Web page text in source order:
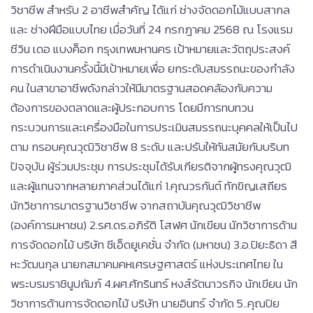
วิชาชีพ สำหรับ 2 อาชีพสำคัญ ได้แก่ ช่างจัดดอกไม้แบบสากล
และ ช่างฝีมือแบบไทย เมื่อวันที่ 24 กรกฎาคม 2568 ณ โรงแรม
ชีวิน เดอ แบงค็อก กรุงเทพมหานคร เป้าหมายและวัตถุประสงค์
การดำเนินงานครั้งนี้มีเป้าหมายเพื่อ ยกระดับสมรรถนะของกำลัง
คน ในสาขาอาชีพดังกล่าวให้มีมาตรฐานสอดคล้องกับความ
ต้องการของตลาดและผู้ประกอบการ โดยมีการทบทวน
กระบวนการและเครื่องมือในการประเมินสมรรถนะบุคคลให้เป็นไป
ตาม กรอบคุณวุฒิวิชาชีพ 8 ระดับ และปรับให้ทันสมัยกับบริบท
ปัจจุบัน ผู้ร่วมประชุม การประชุมได้รับเกียรติจากผู้ทรงคุณวุฒิ
และผู้แทนจากหลายภาคส่วนได้แก่ 1.คุณวรกันต์ ทักขิญเสถียร
นักวิชาการมาตรฐานวิชาชีพ จากสถาบันคุณวุฒิวิชาชีพ
(องค์การมหาชน) 2.รศ.ดร.อภิรัติ โสฬศ นักเขียน นักวิชาการด้าน
การจัดดอกไม้ บริษัท ซีเอ็ดยูเคชั่น จำกัด (มหาชน) 3.อ.ปิยะธิดา สี
หะวัฒนกุล นายกสมาคมคหเศรษฐศาสตร์ แห่งประเทศไทย ใน
พระบรมราชินูปถัมภ์ 4.ผศ.ศักรินทร์ หงส์รัตนาวรกิจ นักเขียน นัก
วิชาการด้านการจัดดอกไม้ บริษัท นายอินทร์ จำกัด 5..คุณปิย